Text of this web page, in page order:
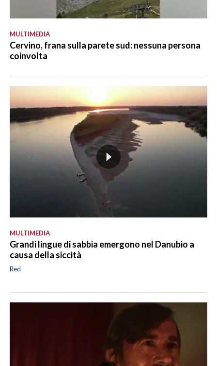
MULTIMEDIA
Cervino, frana sulla parete sud: nessuna persona
coinvolta
MULTIMEDIA
Grandi lingue di sabbia emergono nel Danubio a
causa della siccità
Red